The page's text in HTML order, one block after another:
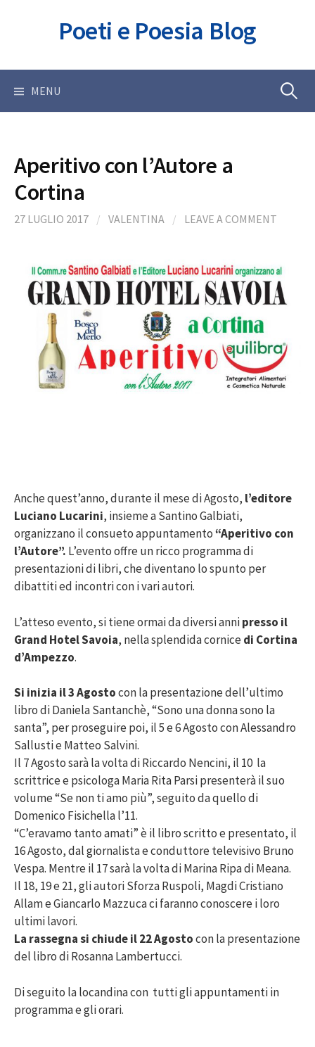
Poeti e Poesia Blog
MENU Ricerca
Aperitivo con l’Autore a
Cortina
27 LUGLIO 2017 / VALENTINA / LEAVE A COMMENT
Anche quest’anno, durante il mese di Agosto, l’editore
Luciano Lucarini, insieme a Santino Galbiati,
organizzano il consueto appuntamento“Aperitivo con
l’Autore”. L’evento offre un ricco programma di
presentazioni di libri, che diventano lo spunto per
dibattiti ed incontri con i vari autori.
L’atteso evento, si tiene ormai da diversi annipresso il
Grand Hotel Savoia, nella splendida cornicedi Cortina
d’Ampezzo.
Si inizia il 3 Agostocon la presentazione dell’ultimo
libro di Daniela Santanchè, “Sono una donna sono la
santa”, per proseguire poi, il 5 e 6 Agosto con Alessandro
Sallusti e Matteo Salvini.
Il 7 Agosto sarà la volta di Riccardo Nencini, il 10 la
scrittrice e psicologa Maria Rita Parsi presenterà il suo
volume “Se non ti amo più”, seguito da quello di
Domenico Fisichella l’11.
“C’eravamo tanto amati” è il libro scritto e presentato, il
16 Agosto, dal giornalista e conduttore televisivo Bruno
Vespa. Mentre il 17 sarà la volta di Marina Ripa di Meana.
Il 18, 19 e 21, gli autori Sforza Ruspoli, Magdi Cristiano
Allam e Giancarlo Mazzuca ci faranno conoscere i loro
ultimi lavori.
La rassegna si chiude il 22 Agostocon la presentazione
del libro di Rosanna Lambertucci.
Di seguito la locandina con tutti gli appuntamenti in
programma e gli orari.